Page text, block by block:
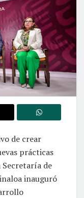
de crear
prácticas
Secretaría de
inauguró